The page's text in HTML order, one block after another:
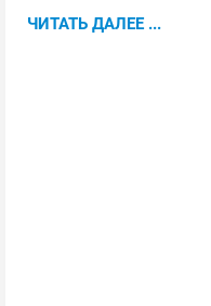
ЧИТАТЬ ДАЛЕЕ ...